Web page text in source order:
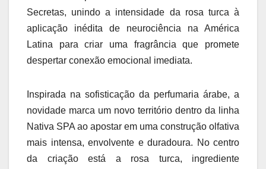
Secretas, unindo a intensidade da rosa turca à
aplicação inédita de neurociência na América
Latina para criar uma fragrância que promete
despertar conexão emocional imediata.
Inspirada na sofisticação da perfumaria árabe, a
novidade marca um novo território dentro da linha
Nativa SPA ao apostar em uma construção olfativa
mais intensa, envolvente e duradoura. No centro
da criação está a rosa turca, ingrediente